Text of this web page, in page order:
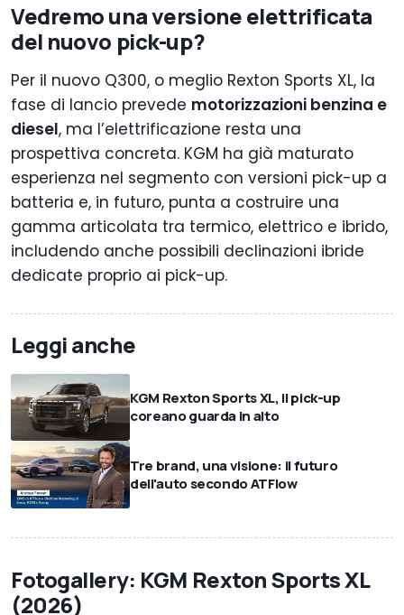
Vedremo una versione elettrificata
del nuovo pick-up?
Per il nuovo Q300, o meglio Rexton Sports XL, la
fase di lancio prevede motorizzazioni benzina e
diesel, ma l’elettrificazione resta una
prospettiva concreta. KGM ha già maturato
esperienza nel segmento con versioni pick-up a
batteria e, in futuro, punta a costruire una
gamma articolata tra termico, elettrico e ibrido,
includendo anche possibili declinazioni ibride
dedicate proprio ai pick-up.
Leggi anche
KGM Rexton Sports XL, il pick-up
coreano guarda in alto
Tre brand, una visione: il futuro
dell'auto secondo ATFlow
Fotogallery: KGM Rexton Sports XL
(2026)